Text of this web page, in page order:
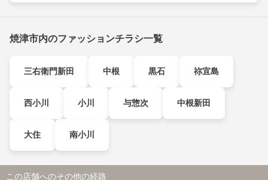
焼津市内のファッションチラシ一覧
三右衛門新田 中根 黒石 祢宜島
西小川 小川 与惣次 中根新田
大住 南小川
この店舗へのその他の経路